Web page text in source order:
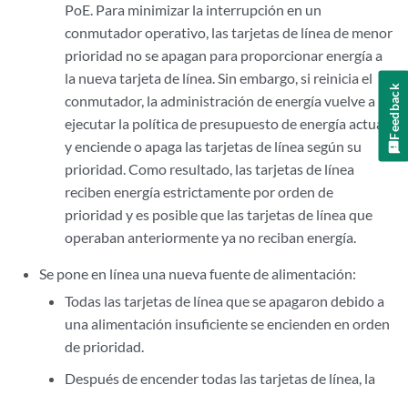
PoE. Para minimizar la interrupción en un
conmutador operativo, las tarjetas de línea de menor
prioridad no se apagan para proporcionar energía a
la nueva tarjeta de línea. Sin embargo, si reinicia el
conmutador, la administración de energía vuelve a
ejecutar la política de presupuesto de energía actual
y enciende o apaga las tarjetas de línea según su
prioridad. Como resultado, las tarjetas de línea
reciben energía estrictamente por orden de
prioridad y es posible que las tarjetas de línea que
operaban anteriormente ya no reciban energía.
Se pone en línea una nueva fuente de alimentación:
Todas las tarjetas de línea que se apagaron debido a
una alimentación insuficiente se encienden en orden
de prioridad.
Después de encender todas las tarjetas de línea, la
Feedback